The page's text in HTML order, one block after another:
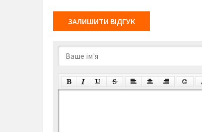
ЗАЛИШИТИ ВІДГУК